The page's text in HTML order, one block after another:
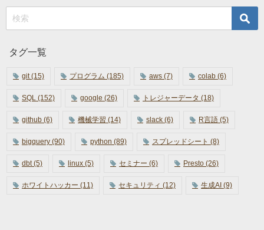
タグ一覧
git (15) プログラム (185) aws (7) colab (6)
SQL (152) google (26) トレジャーデータ (18)
github (6) 機械学習 (14) slack (6) R言語 (5)
bigquery (90) python (89) スプレッドシート (8)
dbt (5) linux (5) セミナー (6) Presto (26)
ホワイトハッカー (11) セキュリティ (12) 生成AI (9)